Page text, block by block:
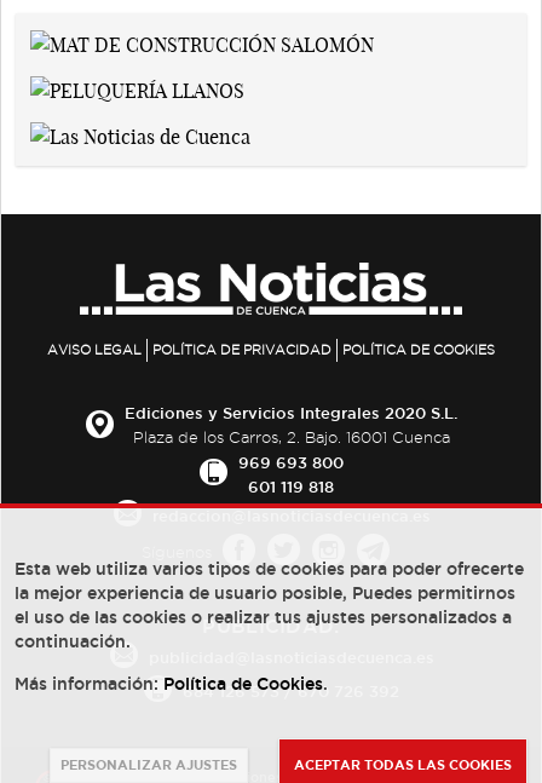
AVISO LEGAL POLÍTICA DE PRIVACIDAD POLÍTICA DE COOKIES
Ediciones y Servicios Integrales 2020 S.L.
Plaza de los Carros, 2. Bajo. 16001 Cuenca
969 693 800
601 119 818
PUBLICIDAD:
684 126 573/670 726 392
Esta web utiliza varios tipos de cookies para poder ofrecerte
la mejor experiencia de usuario posible, Puedes permitirnos
el uso de las cookies o realizar tus ajustes personalizados a
continuación.
Más información: Política de Cookies.
PERSONALIZAR AJUSTES ACEPTAR TODAS LAS COOKIES